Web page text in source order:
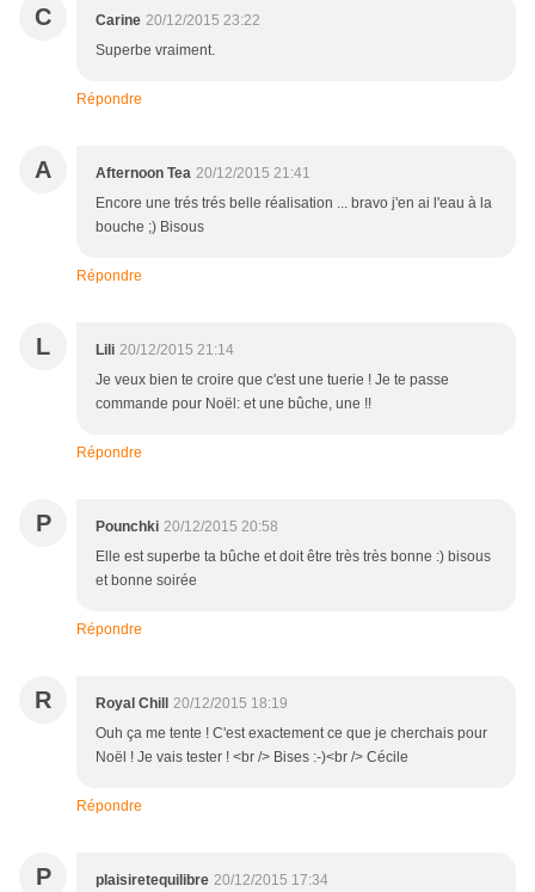
C Carine 20/12/2015 23:22
Superbe vraiment.
Répondre
A Afternoon Tea 20/12/2015 21:41
Encore une trés trés belle réalisation ... bravo j'en ai l'eau à la
bouche ;) Bisous
Répondre
L Lili 20/12/2015 21:14
Je veux bien te croire que c'est une tuerie ! Je te passe
commande pour Noël: et une bûche, une !!
Répondre
P Pounchki 20/12/2015 20:58
Elle est superbe ta bûche et doit être très très bonne :) bisous
et bonne soirée
Répondre
R Royal Chill
20/12/2015 18:19
Ouh ça me tente ! C'est exactement ce que je cherchais pour
Noël ! Je vais tester ! <br /> Bises :-)<br /> Cécile
Répondre
P plaisiretequilibre 20/12/2015 17:34